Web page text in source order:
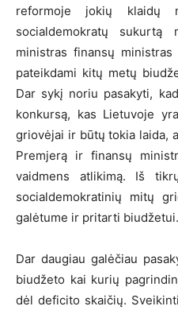
reformoje jokių klaidų
socialdemokratų
ministras finansų
pateikdami kitų metų
Dar sykį noriu pasakyti,
konkursą, kas Lietuvoje
griovėjai ir būtų tokia laida,
Premjerą ir finansų
vaidmens atlikimą. Iš
socialdemokratinių mitų
galėtume ir pritarti biudžetui.
Dar daugiau galėčiau
biudžeto kai kurių
dėl deficito skaičių.